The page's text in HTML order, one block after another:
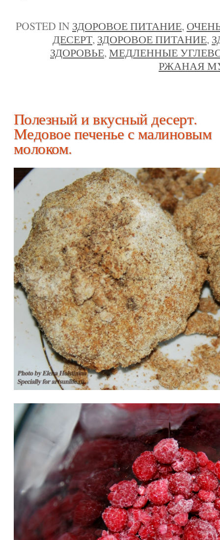
POSTED IN ЗДОРОВОЕ ПИТАНИЕ,
ДЕСЕРТ, ЗДОРОВОЕ ПИТАНИЕ,
ЗДОРОВЬЕ, МЕДЛЕННЫЕ
РЖАНАЯ
Полезный и вкусный десерт.
Медовое печенье с малиновым
молоком.